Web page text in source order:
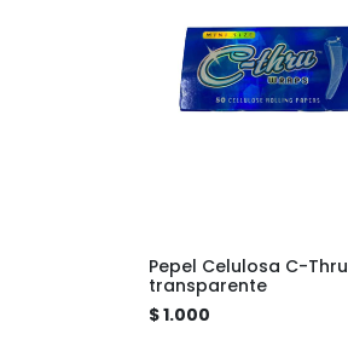
Pepel Celulosa C-Thru
transparente
$ 1.000